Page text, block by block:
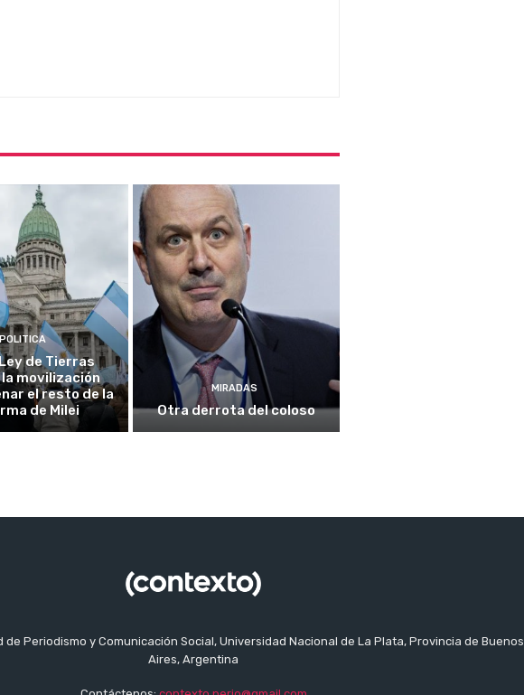
POLITICA
de Tierras
movilización
el resto de la
de Milei
MIRADAS
Otra derrota del coloso
Periodismo y Comunicación Social, Universidad Nacional de La Plata, Provincia de Buenos
Aires, Argentina